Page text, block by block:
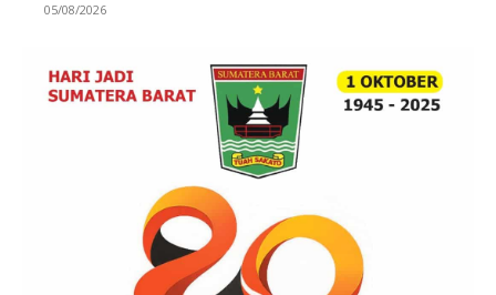
05/08/2026